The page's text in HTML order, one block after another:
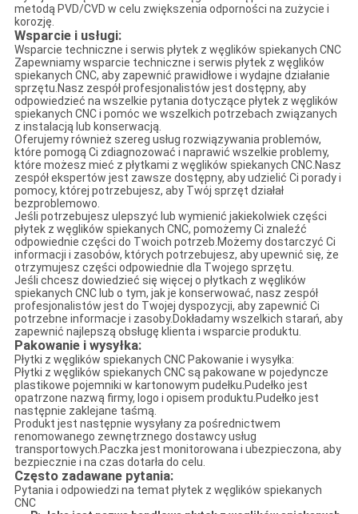
metodą PVD/CVD w celu zwiększenia odporności na zużycie i
korozję.
Wsparcie i usługi:
Wsparcie techniczne i serwis płytek z węglików spiekanych CNC
Zapewniamy wsparcie techniczne i serwis płytek z węglików
spiekanych CNC, aby zapewnić prawidłowe i wydajne działanie
sprzętu.Nasz zespół profesjonalistów jest dostępny, aby
odpowiedzieć na wszelkie pytania dotyczące płytek z węglików
spiekanych CNC i pomóc we wszelkich potrzebach związanych
z instalacją lub konserwacją.
Oferujemy również szereg usług rozwiązywania problemów,
które pomogą Ci zdiagnozować i naprawić wszelkie problemy,
które możesz mieć z płytkami z węglików spiekanych CNC.Nasz
zespół ekspertów jest zawsze dostępny, aby udzielić Ci porady i
pomocy, której potrzebujesz, aby Twój sprzęt działał
bezproblemowo.
Jeśli potrzebujesz ulepszyć lub wymienić jakiekolwiek części
płytek z węglików spiekanych CNC, pomożemy Ci znaleźć
odpowiednie części do Twoich potrzeb.Możemy dostarczyć Ci
informacji i zasobów, których potrzebujesz, aby upewnić się, że
otrzymujesz części odpowiednie dla Twojego sprzętu.
Jeśli chcesz dowiedzieć się więcej o płytkach z węglików
spiekanych CNC lub o tym, jak je konserwować, nasz zespół
profesjonalistów jest do Twojej dyspozycji, aby zapewnić Ci
potrzebne informacje i zasoby.Dokładamy wszelkich starań, aby
zapewnić najlepszą obsługę klienta i wsparcie produktu.
Pakowanie i wysyłka:
Płytki z węglików spiekanych CNC Pakowanie i wysyłka:
Płytki z węglików spiekanych CNC są pakowane w pojedyncze
plastikowe pojemniki w kartonowym pudełku.Pudełko jest
opatrzone nazwą firmy, logo i opisem produktu.Pudełko jest
następnie zaklejane taśmą.
Produkt jest następnie wysyłany za pośrednictwem
renomowanego zewnętrznego dostawcy usług
transportowych.Paczka jest monitorowana i ubezpieczona, aby
bezpiecznie i na czas dotarła do celu.
Często zadawane pytania:
Pytania i odpowiedzi na temat płytek z węglików spiekanych
CNC